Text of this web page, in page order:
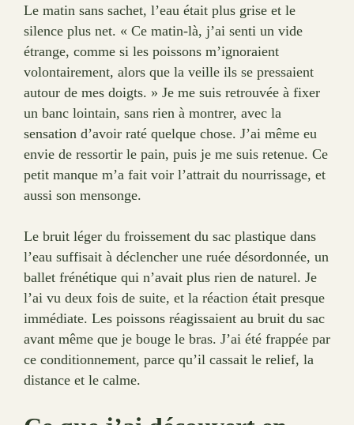
Le matin sans sachet, l’eau était plus grise et le
silence plus net. « Ce matin-là, j’ai senti un vide
étrange, comme si les poissons m’ignoraient
volontairement, alors que la veille ils se pressaient
autour de mes doigts. » Je me suis retrouvée à fixer
un banc lointain, sans rien à montrer, avec la
sensation d’avoir raté quelque chose. J’ai même eu
envie de ressortir le pain, puis je me suis retenue. Ce
petit manque m’a fait voir l’attrait du nourrissage, et
aussi son mensonge.
Le bruit léger du froissement du sac plastique dans
l’eau suffisait à déclencher une ruée désordonnée, un
ballet frénétique qui n’avait plus rien de naturel. Je
l’ai vu deux fois de suite, et la réaction était presque
immédiate. Les poissons réagissaient au bruit du sac
avant même que je bouge le bras. J’ai été frappée par
ce conditionnement, parce qu’il cassait le relief, la
distance et le calme.